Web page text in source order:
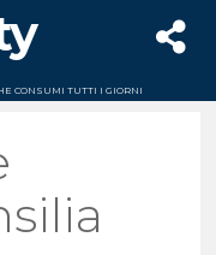
CONSUMI TUTTI I GIORNI